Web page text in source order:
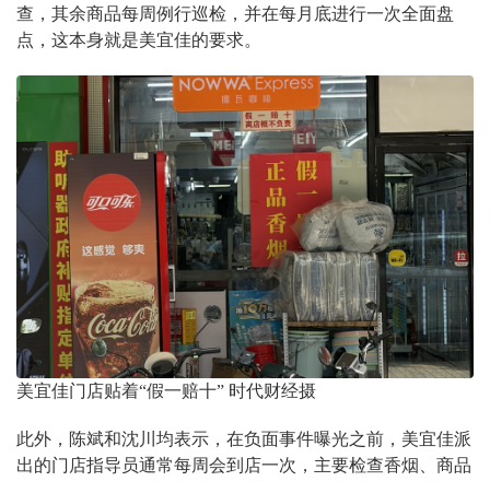
查，其余商品每周例行巡检，并在每月底进行一次全面盘
点，这本身就是美宜佳的要求。
美宜佳门店贴着“假一赔十” 时代财经摄
此外，陈斌和沈川均表示，在负面事件曝光之前，美宜佳派
出的门店指导员通常每周会到店一次，主要检查香烟、商品